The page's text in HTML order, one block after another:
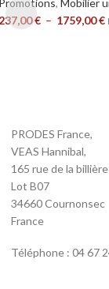
,Mobilier
€ – 1759,00€
PRODES France,
VEAS Hannibal,
165 rue de la billière
Lot B07
34660 Cournonsec
France
Téléphone : 04 67